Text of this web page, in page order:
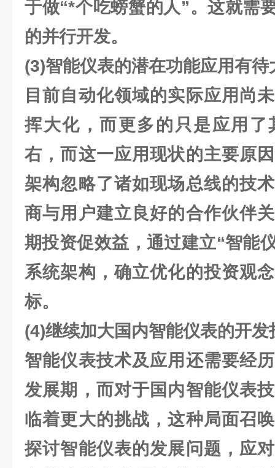
于做“*个吃螃蟹的人”。这就需
的并行开发。
(3)智能仪表的潜在功能应用有待
目前自动化领域的实际应用尚
挥大化，而更多的只是应用了
右，而这一应用现状的主要原
架构忽略了诸如现场总线的技
商与用户建立良好的合作伙伴
期投资促效益，通过建立“智能
系统架构，确立优化的投资观
标。
(4)继续加大国内智能仪表的开发
智能仪表技术及应用还需要经
发展期，而对于国内智能仪表
临着更大的挑战，这种局面召
探讨智能仪表的发展问题，应